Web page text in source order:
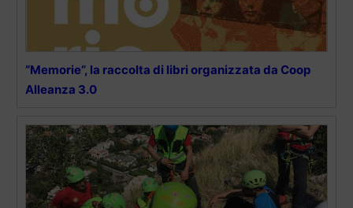
“Memorie”, la raccolta di libri organizzata da Coop
Alleanza 3.0